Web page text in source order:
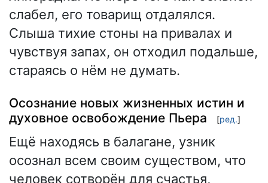
слабел, его товарищ отдалялся.
Слыша тихие стоны на привалах и
чувствуя запах, он отходил подальше,
стараясь о нём не думать.
Осознание новых жизненных истин и
духовное освобождение Пьера
[ред.]
Ещё находясь в балагане, узник
осознал всем своим существом, что
человек сотворён для счастья,